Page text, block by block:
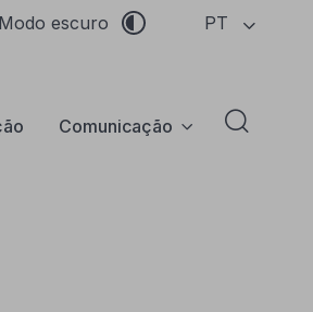
Modo escuro PT
Comunicação Abrir